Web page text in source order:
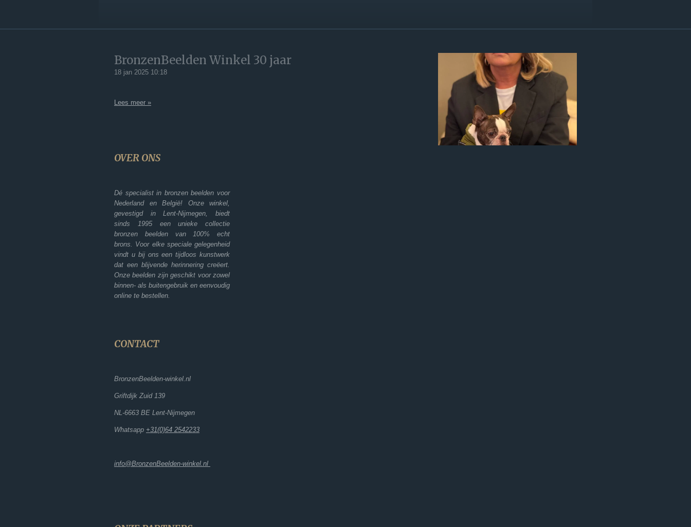
BronzenBeelden Winkel 30 jaar
18 jan 2025 10:18
Lees meer »
OVER ONS
Dé specialist in bronzen beelden voor
Nederland en België! Onze winkel,
gevestigd in Lent-Nijmegen, biedt
sinds 1995 een unieke collectie
bronzen beelden van 100% echt
brons. Voor elke speciale gelegenheid
vindt u bij ons een tijdloos kunstwerk
dat een blijvende herinnering creëert.
Onze beelden zijn geschikt voor zowel
binnen- als buitengebruik en eenvoudig
online te bestellen.
CONTACT
BronzenBeelden-winkel.nl
Griftdijk Zuid 139
NL-6663 BE Lent-Nijmegen
Whatsapp +31(0)64 2542233
info@BronzenBeelden-winkel.nl